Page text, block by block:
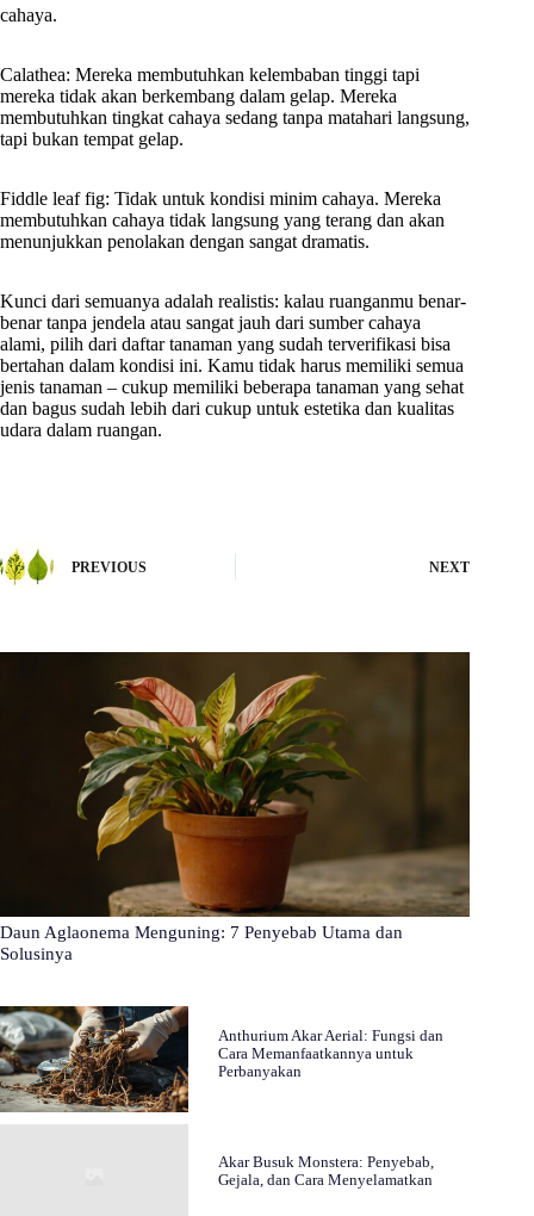
cahaya.
Calathea: Mereka membutuhkan kelembaban tinggi tapi
mereka tidak akan berkembang dalam gelap. Mereka
membutuhkan tingkat cahaya sedang tanpa matahari langsung,
tapi bukan tempat gelap.
Fiddle leaf fig: Tidak untuk kondisi minim cahaya. Mereka
membutuhkan cahaya tidak langsung yang terang dan akan
menunjukkan penolakan dengan sangat dramatis.
Kunci dari semuanya adalah realistis: kalau ruanganmu benar-
benar tanpa jendela atau sangat jauh dari sumber cahaya
alami, pilih dari daftar tanaman yang sudah terverifikasi bisa
bertahan dalam kondisi ini. Kamu tidak harus memiliki semua
jenis tanaman – cukup memiliki beberapa tanaman yang sehat
dan bagus sudah lebih dari cukup untuk estetika dan kualitas
udara dalam ruangan.
PREVIOUS NEXT
Daun Aglaonema Menguning: 7 Penyebab Utama dan
Solusinya
Anthurium Akar Aerial: Fungsi dan
Cara Memanfaatkannya untuk
Perbanyakan
Akar Busuk Monstera: Penyebab,
Gejala, dan Cara Menyelamatkan